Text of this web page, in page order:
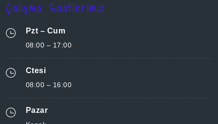
Çalışma Saatlerimiz
Pzt – Cum
08:00 – 17:00
Ctesi
08:00 – 16:00
Pazar